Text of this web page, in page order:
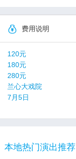
费用说明
120元
180元
280元
兰心大戏院
7月5日
本地热门演出推荐